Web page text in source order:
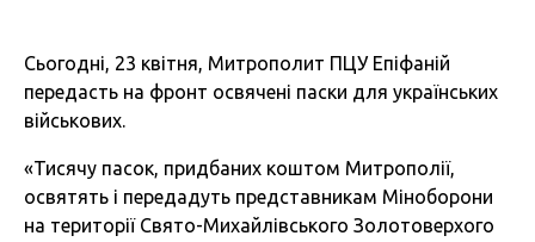
Сьогодні, 23 квітня, Митрополит ПЦУ Епіфаній
передасть на фронт освячені паски для українських
військових.
«Тисячу пасок, придбаних коштом Митрополії,
освятять і передадуть представникам Міноборони
на території Свято-Михайлівського Золотоверхого